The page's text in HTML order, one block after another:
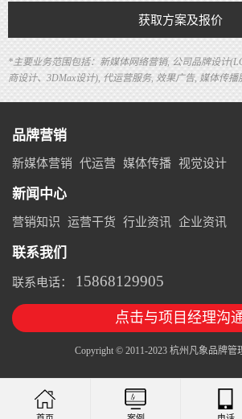
获取方案及报价
*主要业务范围包括：新媒体网络营销, 公司品牌设计
商设计、3DMax设计), 代运营服务, 效果广告, 媒体传播
品牌营销
新媒体营销 代运营 媒体传播 视觉设计
新闻中心
营销知识 运营干货 行业资讯 企业资讯
联系我们
联系电话： 15868129905
点击与项目经理沟
Copyright © 2011-2023 杭州凡象品牌管